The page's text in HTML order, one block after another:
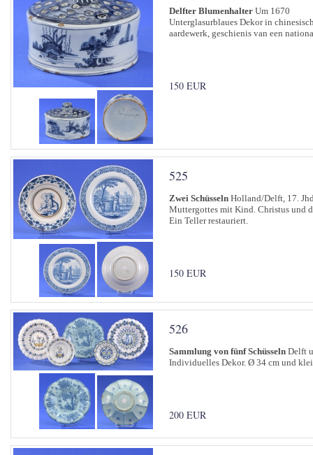
Delfter Blumenhalter Um 1670
Unterglasurblaues Dekor in
aardewerk, geschienis van een
150 EUR
525
Zwei Schüsseln Holland/Delft, 17.
Muttergottes mit Kind. Christus und
Ein Teller restauriert.
150 EUR
526
Sammlung von fünf Schüsseln Delft
Individuelles Dekor. Ø 34 cm und
200 EUR